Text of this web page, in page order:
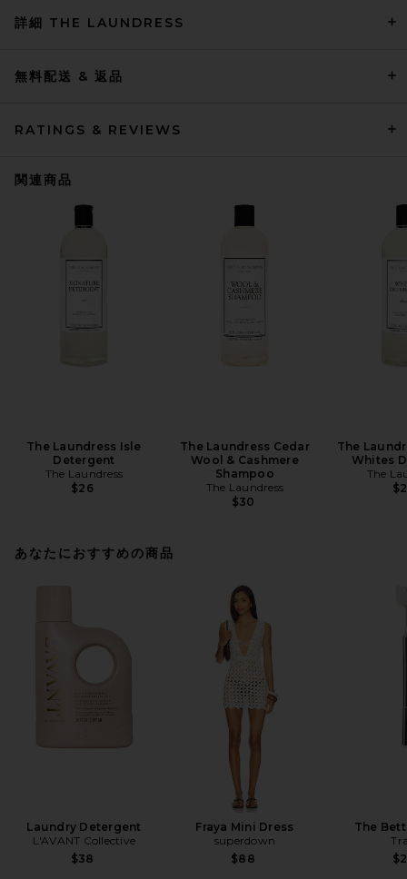
詳細 THE LAUNDRESS
無料配送 & 返品
RATINGS & REVIEWS
関連商品
The Laundress Isle
Detergent
The Laundress
$26
The Laundress Cedar
Wool & Cashmere
Shampoo
The Laundress
$30
The
Whites
The
あなたにおすすめの商品
Laundry Detergent
L'AVANT Collective
$38
Fraya Mini Dress
superdown
$88
The